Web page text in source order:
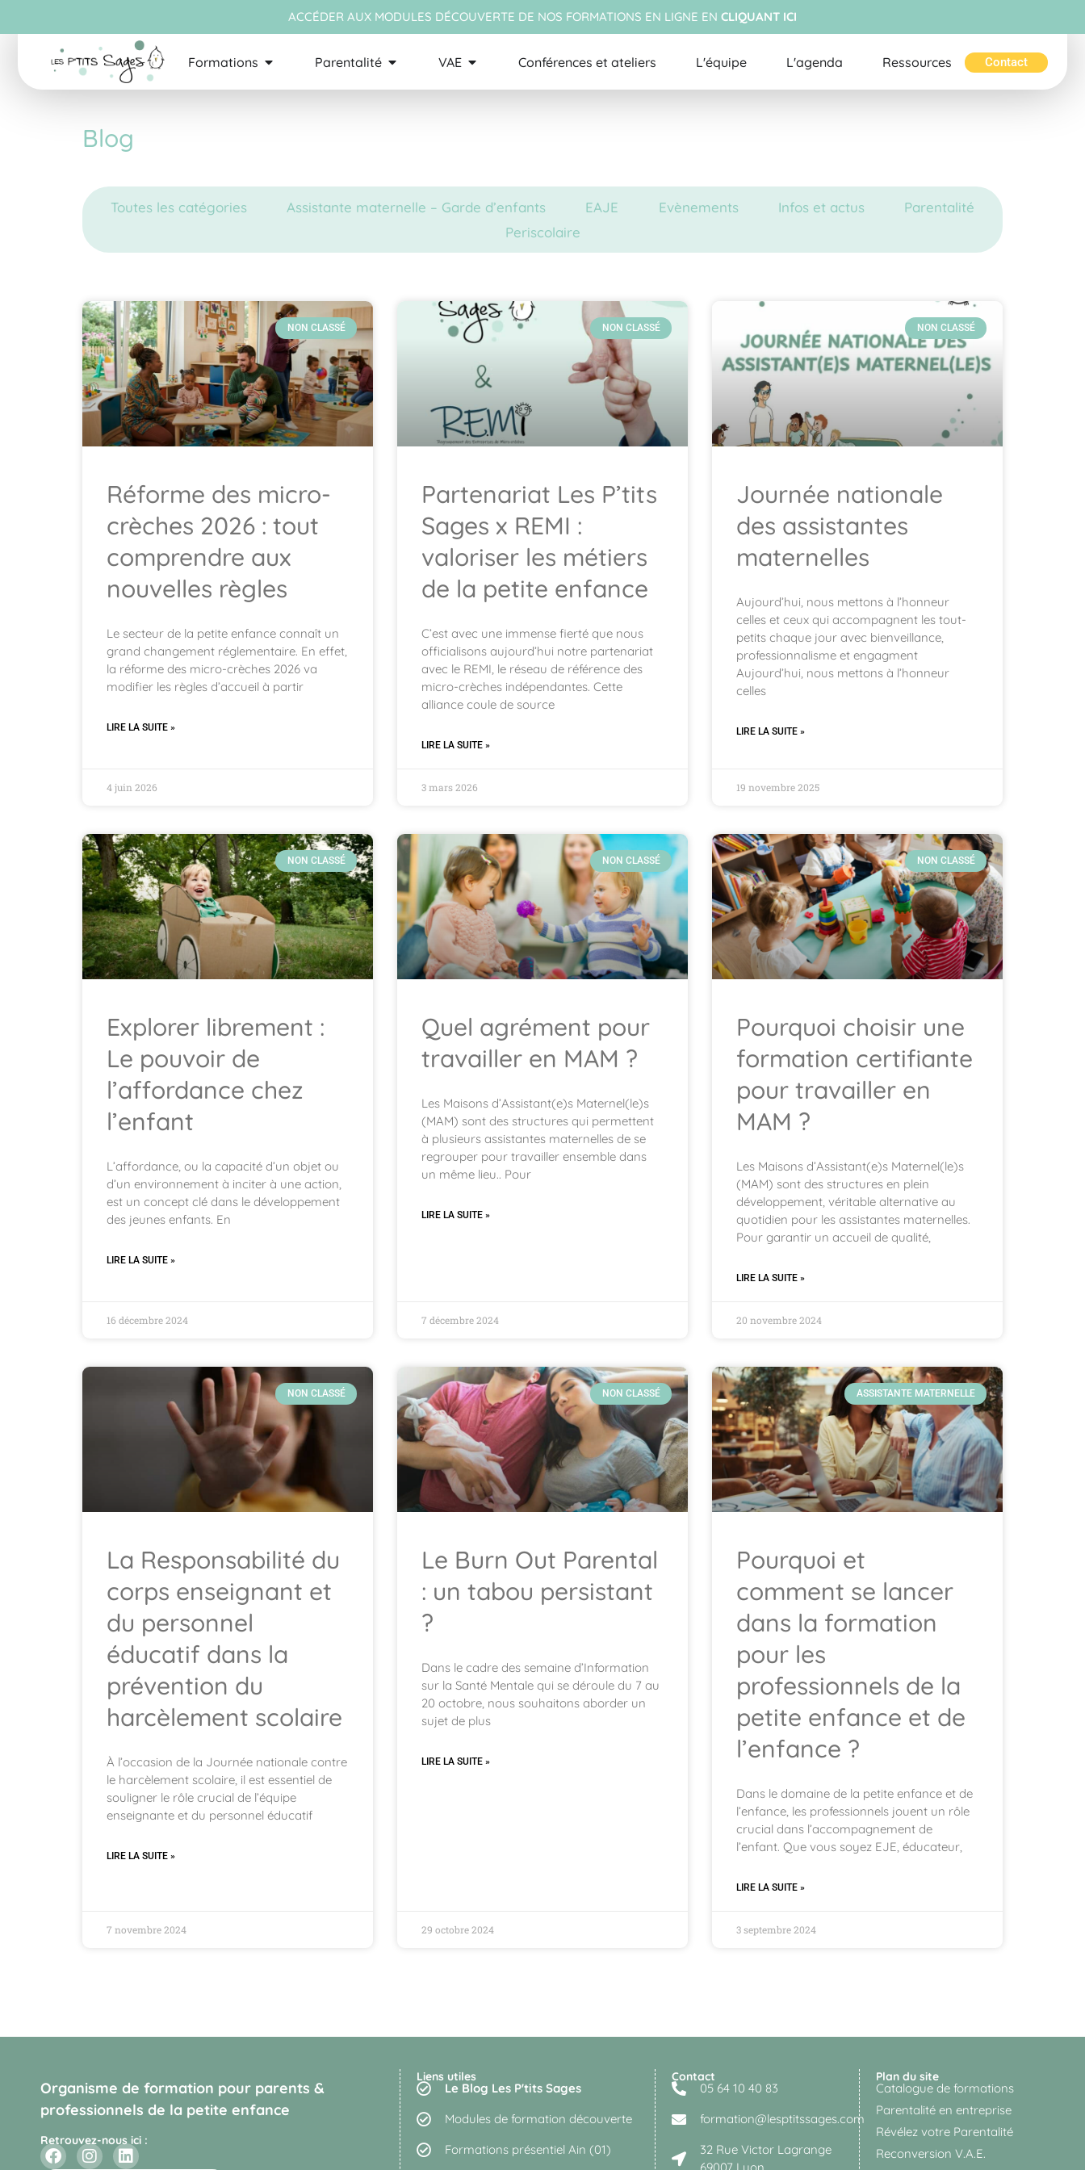
ACCÉDER AUX MODULES DÉCOUVERTE DE NOS FORMATIONS EN LIGNE EN CLIQUANT ICI
Formations Parentalité VAE Conférences et ateliers L'équipe L'agenda Ressources Contact
Blog
Toutes les catégories Assistante maternelle – Garde d’enfants EAJE Evènements Infos et actus
Parentalité
Periscolaire
NON CLASSÉ
Réforme des micro-
crèches 2026 : tout
comprendre aux
nouvelles règles
Le secteur de la petite enfance connaît un
grand changement réglementaire. En effet,
la réforme des micro-crèches 2026 va
modifier les règles d’accueil à partir
LIRE LA SUITE »
4 juin 2026
NON CLASSÉ
Partenariat Les P’tits
Sages x REMI :
valoriser les métiers
de la petite enfance
C’est avec une immense fierté que nous
officialisons aujourd’hui notre partenariat
avec le REMI, le réseau de référence des
micro-crèches indépendantes. Cette
alliance coule de source
LIRE LA SUITE »
3 mars 2026
NON CLASSÉ
Journée nationale
des assistantes
maternelles
Aujourd’hui, nous mettons à l’honneur
celles et ceux qui accompagnent les tout-
petits chaque jour avec bienveillance,
professionnalisme et engagment
Aujourd’hui, nous mettons à l’honneur
celles
LIRE LA SUITE »
19 novembre 2025
NON CLASSÉ
Explorer librement :
Le pouvoir de
l’affordance chez
l’enfant
L’affordance, ou la capacité d’un objet ou
d’un environnement à inciter à une action,
est un concept clé dans le développement
des jeunes enfants. En
LIRE LA SUITE »
16 décembre 2024
NON CLASSÉ
Quel agrément pour
travailler en MAM ?
Les Maisons d’Assistant(e)s Maternel(le)s
(MAM) sont des structures qui permettent
à plusieurs assistantes maternelles de se
regrouper pour travailler ensemble dans
un même lieu.. Pour
LIRE LA SUITE »
7 décembre 2024
NON CLASSÉ
Pourquoi choisir une
formation certifiante
pour travailler en
MAM ?
Les Maisons d’Assistant(e)s Maternel(le)s
(MAM) sont des structures en plein
développement, véritable alternative au
quotidien pour les assistantes maternelles.
Pour garantir un accueil de qualité,
LIRE LA SUITE »
20 novembre 2024
NON CLASSÉ
La Responsabilité du
corps enseignant et
du personnel
éducatif dans la
prévention du
harcèlement scolaire
À l’occasion de la Journée nationale contre
le harcèlement scolaire, il est essentiel de
souligner le rôle crucial de l’équipe
enseignante et du personnel éducatif
LIRE LA SUITE »
7 novembre 2024
NON CLASSÉ
Le Burn Out Parental
: un tabou persistant
?
Dans le cadre des semaine d’Information
sur la Santé Mentale qui se déroule du 7 au
20 octobre, nous souhaitons aborder un
sujet de plus
LIRE LA SUITE »
29 octobre 2024
ASSISTANTE MATERNELLE
Pourquoi et
comment se lancer
dans la formation
pour les
professionnels de la
petite enfance et de
l’enfance ?
Dans le domaine de la petite enfance et de
l’enfance, les professionnels jouent un rôle
crucial dans l’accompagnement de
l’enfant. Que vous soyez EJE, éducateur,
LIRE LA SUITE »
3 septembre 2024
Organisme de formation pour parents &
professionnels de la petite enfance
Retrouvez-nous ici :
Liens utiles
Le Blog Les P'tits Sages
Modules de formation découverte
Formations présentiel Ain (01)
Contact
05 64 10 40 83
formation@lesptitssages.com
32 Rue Victor Lagrange
Plan du site
Catalogue de formations
Parentalité en entreprise
Révélez votre Parentalité
Reconversion V.A.E.